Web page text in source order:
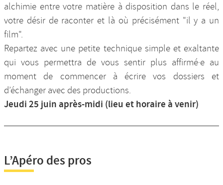
alchimie entre votre matière à disposition dans le réel,
votre désir de raconter et là où précisément "il y a un
film".
Repartez avec une petite technique simple et exaltante
qui vous permettra de vous sentir plus affirmé·e au
moment de commencer à écrire vos dossiers et
d’échanger avec des productions.
Jeudi 25 juin après-midi (lieu et horaire à venir)
L’Apéro des pros